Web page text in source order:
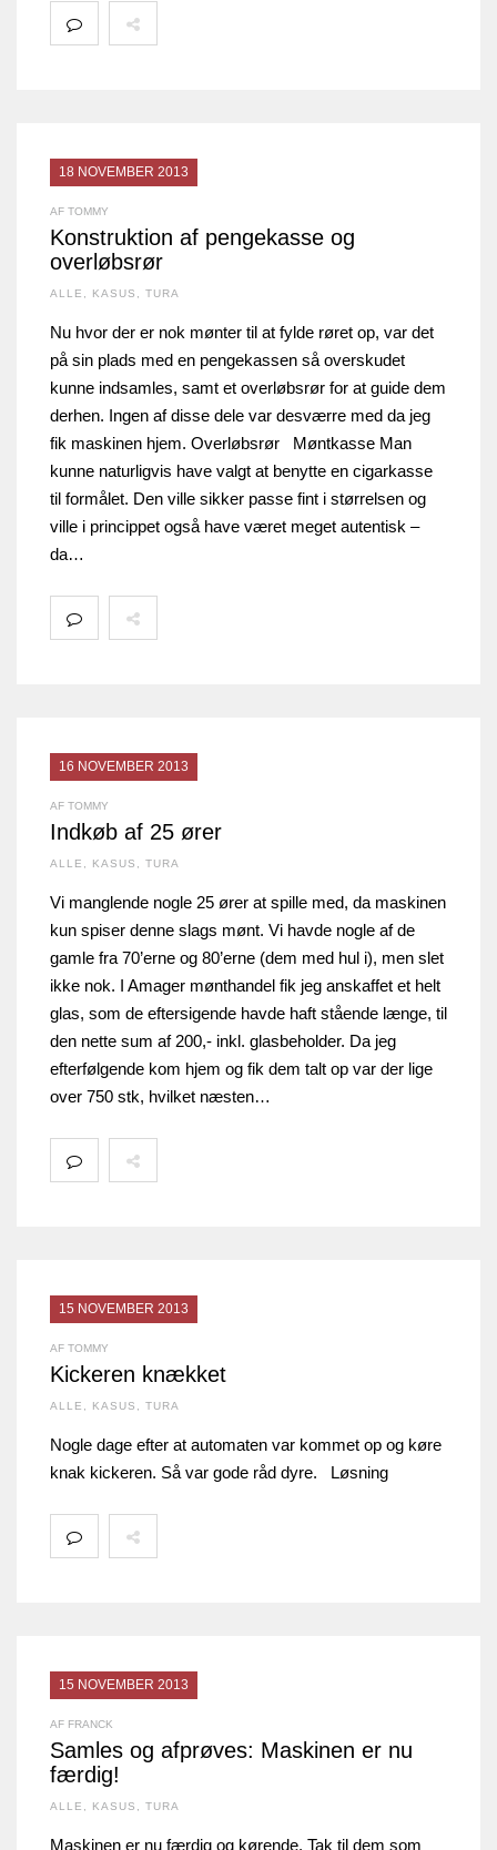
18 NOVEMBER 2013
AF TOMMY
Konstruktion af pengekasse og
overløbsrør
ALLE KASUS TURA
Nu hvor der er nok mønter til at fylde røret op, var det
på sin plads med en pengekassen så overskudet
kunne indsamles, samt et overløbsrør for at guide dem
derhen. Ingen af disse dele var desværre med da jeg
fik maskinen hjem. Overløbsrør Møntkasse Man
kunne naturligvis have valgt at benytte en cigarkasse
til formålet. Den ville sikker passe fint i størrelsen og
ville i princippet også have været meget autentisk –
da…
16 NOVEMBER 2013
AF TOMMY
Indkøb af 25 ører
ALLE KASUS TURA
Vi manglende nogle 25 ører at spille med, da maskinen
kun spiser denne slags mønt. Vi havde nogle af de
gamle fra 70’erne og 80’erne (dem med hul i), men slet
ikke nok. I Amager mønthandel fik jeg anskaffet et helt
glas, som de eftersigende havde haft stående længe, til
den nette sum af 200,- inkl. glasbeholder. Da jeg
efterfølgende kom hjem og fik dem talt op var der lige
over 750 stk, hvilket næsten…
15 NOVEMBER 2013
AF TOMMY
Kickeren knækket
ALLE KASUS TURA
Nogle dage efter at automaten var kommet op og køre
knak kickeren. Så var gode råd dyre. Løsning
15 NOVEMBER 2013
AF FRANCK
Samles og afprøves: Maskinen er nu
færdig!
ALLE KASUS TURA
Maskinen er nu færdig og kørende. Tak til dem som